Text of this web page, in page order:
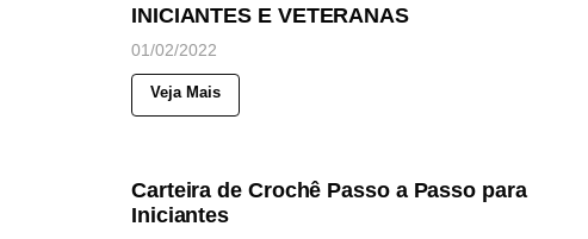
INICIANTES E VETERANAS
01/02/2022
Veja Mais
Carteira de Crochê Passo a Passo para
Iniciantes